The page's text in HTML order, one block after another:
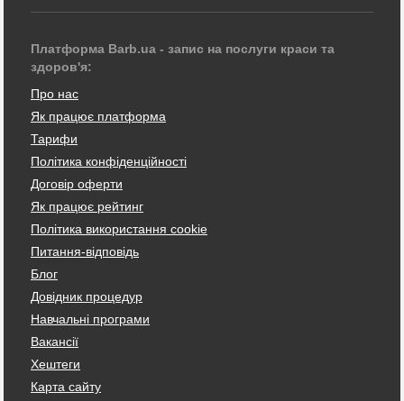
Платформа Barb.ua - запис на послуги краси та
здоров'я:
Про нас
Як працює платформа
Тарифи
Політика конфіденційності
Договір оферти
Як працює рейтинг
Політика використання cookie
Питання-відповідь
Блог
Довідник процедур
Навчальні програми
Вакансії
Хештеги
Карта сайту